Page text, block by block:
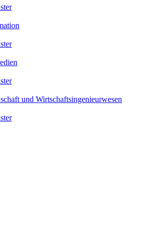
und Wirtschaftsingenieurwesen